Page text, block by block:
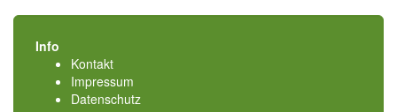
Info
Kontakt
Impressum
Datenschutz